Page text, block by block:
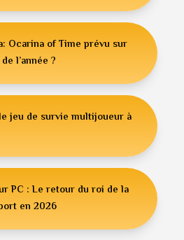
Ocarina of Time prévu sur
l’année ?
jeu de survie multijoueur à
PC : Le retour du roi de la
en 2026